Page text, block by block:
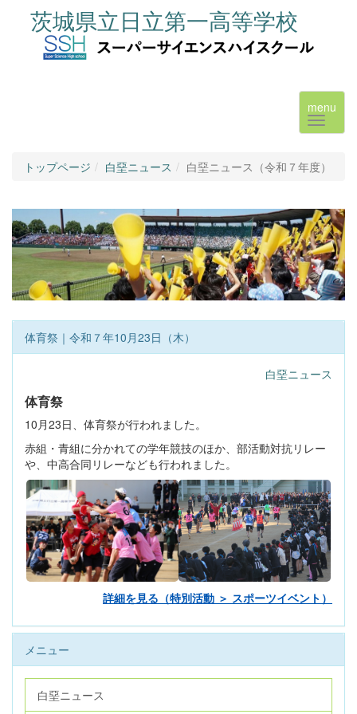
茨城県立日立第一高等学校
menu
トップページ 白堊ニュース 白堊ニュース（令和７年度）
体育祭｜令和７年10月23日（木）
白堊ニュース
体育祭
10月23日、体育祭が行われました。
赤組・青組に分かれての学年競技のほか、部活動対抗リレー
や、中高合同リレーなども行われました。
詳細を見る（特別活動 ＞ スポーツイベント）
メニュー
白堊ニュース